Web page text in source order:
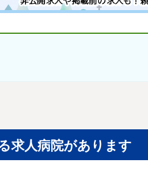
求人病院があります